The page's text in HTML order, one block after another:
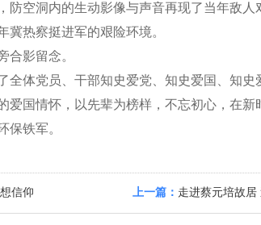
防空洞内的生动影像与声音再现了当年敌人
冀热察挺进军的艰险环境。
影留念。
体党员、干部知史爱党、知史爱国、知史
爱国情怀，以先辈为榜样，不忘初心，在新
保铁军。
信仰 上一篇： 走进蔡元培故居